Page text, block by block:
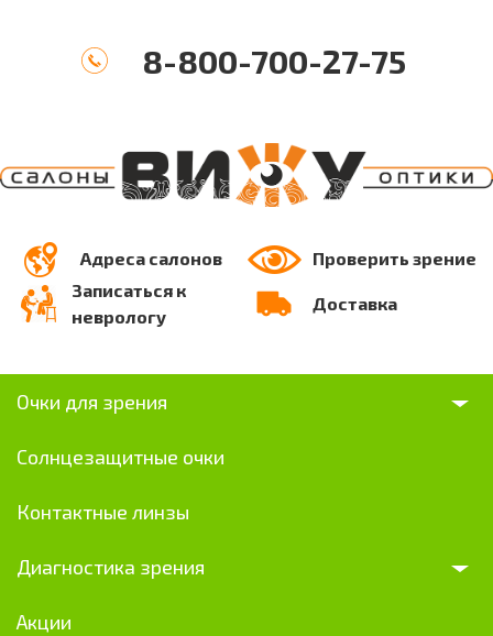
8-800-700-27-75
Адреса салонов
Проверить зрение
Записаться к
неврологу
Доставка
Очки для зрения
Солнцезащитные очки
Контактные линзы
Диагностика зрения
Акции